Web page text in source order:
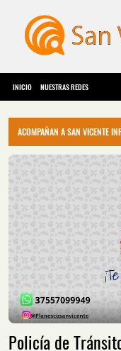
INICIO NUESTRAS REDES
ACOMPAÑAN A SAN VICENTE
Policía de